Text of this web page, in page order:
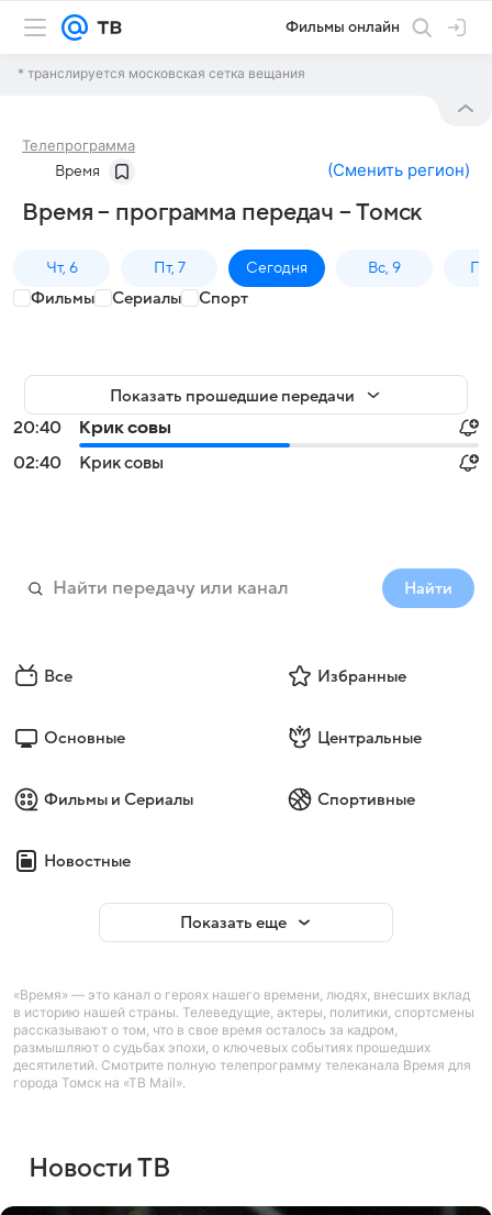
Фильмы онлайн
* транслируется московская сетка вещания
Телепрограмма
Время (Сменить регион)
Время – программа передач – Томск
Чт, 6 Пт, 7 Сегодня Вс, 9
Фильмы Сериалы Спорт
Показать прошедшие передачи
20:40
Крик совы
02:40
Крик совы
Найти
Все Избранные
Основные Центральные
Фильмы и Сериалы Спортивные
Новостные
Показать еще
«Время» — это канал о героях нашего времени, людях, внесших вклад
в историю нашей страны. Телеведущие, актеры, политики, спортсмены
рассказывают о том, что в свое время осталось за кадром,
размышляют о судьбах эпохи, о ключевых событиях прошедших
десятилетий. Смотрите полную телепрограмму телеканала Время для
города Томск на «ТВ Mail».
Новости ТВ